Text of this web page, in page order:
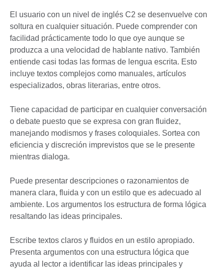
El usuario con un nivel de inglés C2 se desenvuelve con
soltura en cualquier situación. Puede comprender con
facilidad prácticamente todo lo que oye aunque se
produzca a una velocidad de hablante nativo. También
entiende casi todas las formas de lengua escrita. Esto
incluye textos complejos como manuales, artículos
especializados, obras literarias, entre otros.
Tiene capacidad de participar en cualquier conversación
o debate puesto que se expresa con gran fluidez,
manejando modismos y frases coloquiales. Sortea con
eficiencia y discreción imprevistos que se le presente
mientras dialoga.
Puede presentar descripciones o razonamientos de
manera clara, fluida y con un estilo que es adecuado al
ambiente. Los argumentos los estructura de forma lógica
resaltando las ideas principales.
Escribe textos claros y fluidos en un estilo apropiado.
Presenta argumentos con una estructura lógica que
ayuda al lector a identificar las ideas principales y